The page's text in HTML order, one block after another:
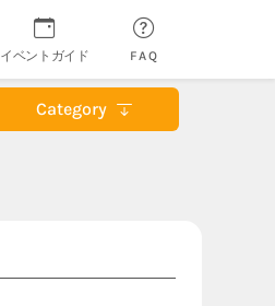
イベントガイド FAQ
Category